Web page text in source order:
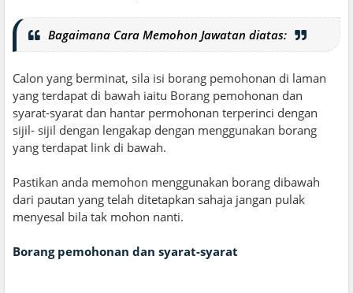
Bagaimana Cara Memohon Jawatan diatas:
Calon yang berminat, sila isi borang pemohonan di laman
yang terdapat di bawah iaitu Borang pemohonan dan
syarat-syarat dan hantar permohonan terperinci dengan
sijil- sijil dengan lengakap dengan menggunakan borang
yang terdapat link di bawah.
Pastikan anda memohon menggunakan borang dibawah
dari pautan yang telah ditetapkan sahaja jangan pulak
menyesal bila tak mohon nanti.
Borang pemohonan dan syarat-syarat